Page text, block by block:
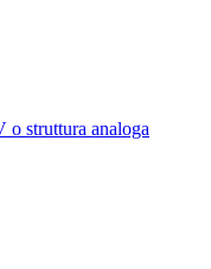
o struttura analoga